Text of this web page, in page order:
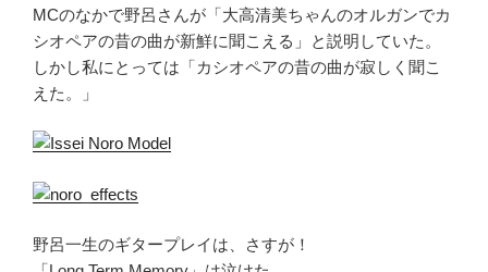
MCのなかで野呂さんが「大高清美ちゃんのオルガンでカ
シオペアの昔の曲が新鮮に聞こえる」と説明していた。
しかし私にとっては「カシオペアの昔の曲が寂しく聞こ
えた。」
野呂一生のギタープレイは、さすが！